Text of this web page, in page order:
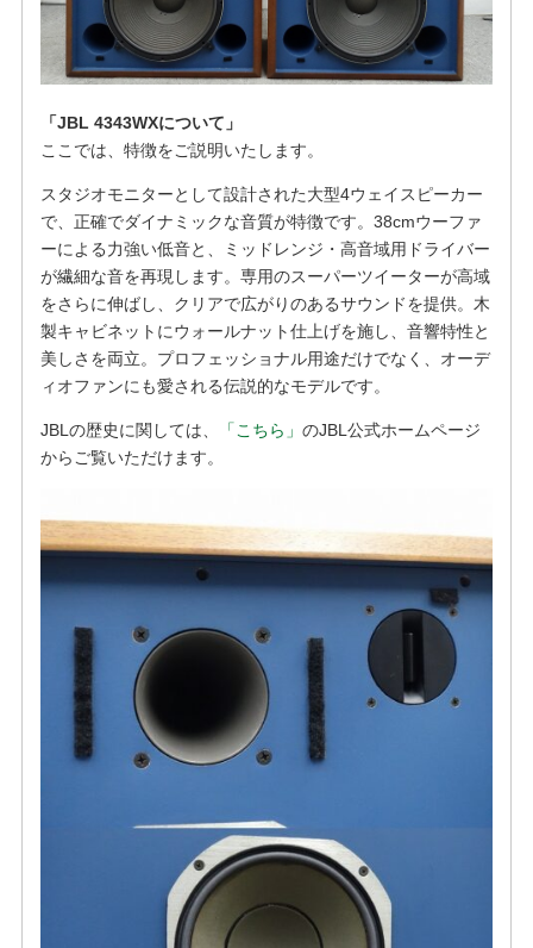
「JBL 4343WXについて」
ここでは、特徴をご説明いたします。
スタジオモニターとして設計された大型4ウェイスピーカー
で、正確でダイナミックな音質が特徴です。38cmウーファ
ーによる力強い低音と、ミッドレンジ・高音域用ドライバー
が繊細な音を再現します。専用のスーパーツイーターが高域
をさらに伸ばし、クリアで広がりのあるサウンドを提供。木
製キャビネットにウォールナット仕上げを施し、音響特性と
美しさを両立。プロフェッショナル用途だけでなく、オーデ
ィオファンにも愛される伝説的なモデルです。
JBLの歴史に関しては、 「こちら」 のJBL公式ホームページ
からご覧いただけます。